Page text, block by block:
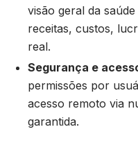
visão geral da
receitas, custos,
real.
Segurança e
permissões por
acesso remoto via
garantida.